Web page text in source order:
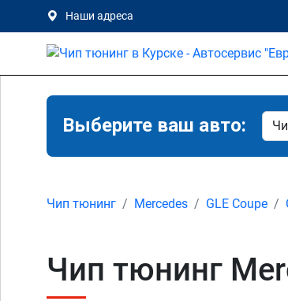
Наши адреса
Выберите ваш авто:
Чип тюнинг Mercedes GLE Coupe
Чип тюнинг